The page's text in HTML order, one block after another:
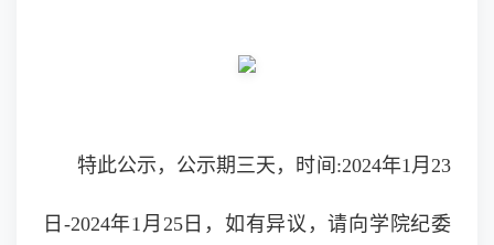
特此公示，公示期三天，时间:2024年1月23
日-2024年1月25日，如有异议，请向学院纪委